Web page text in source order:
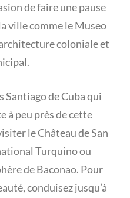
de faire une pause
ville comme le Museo
coloniale et
Santiago de Cuba qui
à peu près de cette
le Château de San
Turquino ou
de Baconao. Pour
conduisez jusqu’à